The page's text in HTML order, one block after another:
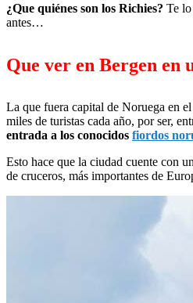
¿Que quiénes son los Richies? Te
antes…
Que ver en Bergen en
La que fuera capital de Noruega en
miles de turistas cada año, por ser,
entrada a los conocidos fiordos
Esto hace que la ciudad cuente con
de cruceros, más importantes de